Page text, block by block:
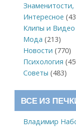
Интересное
Клипы и Видео
Мода (213)
Новости (770)
Психология
Советы (483)
ВСЕ ИЗ
Владимир